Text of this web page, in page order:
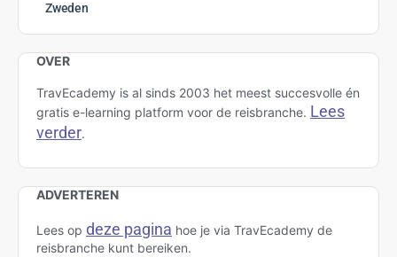
Zweden
OVER
TravEcademy is al sinds 2003 het meest succesvolle én
gratis e-learning platform voor de reisbranche. Lees
verder.
ADVERTEREN
Lees op deze pagina hoe je via TravEcademy de
reisbranche kunt bereiken.